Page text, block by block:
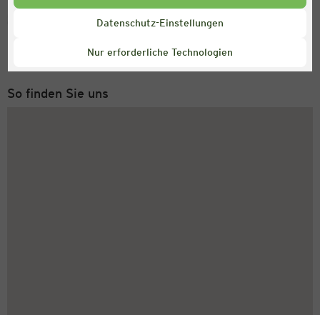
Datenschutz-Einstellungen
Nur erforderliche Technologien
Service Hotline
Montag bis Freitag 8-18 Uhr
So finden Sie uns